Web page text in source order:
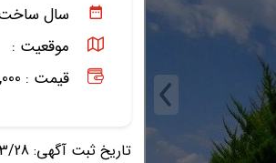
سال
موقعیت :
قیمت : 100,000,000 تومان /
تاریخ ثبت آگهی: 1397/03/28